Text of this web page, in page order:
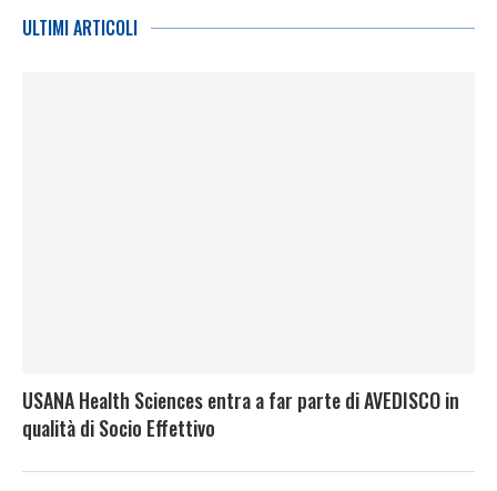
ULTIMI ARTICOLI
USANA Health Sciences entra a far parte di AVEDISCO in
qualità di Socio Effettivo